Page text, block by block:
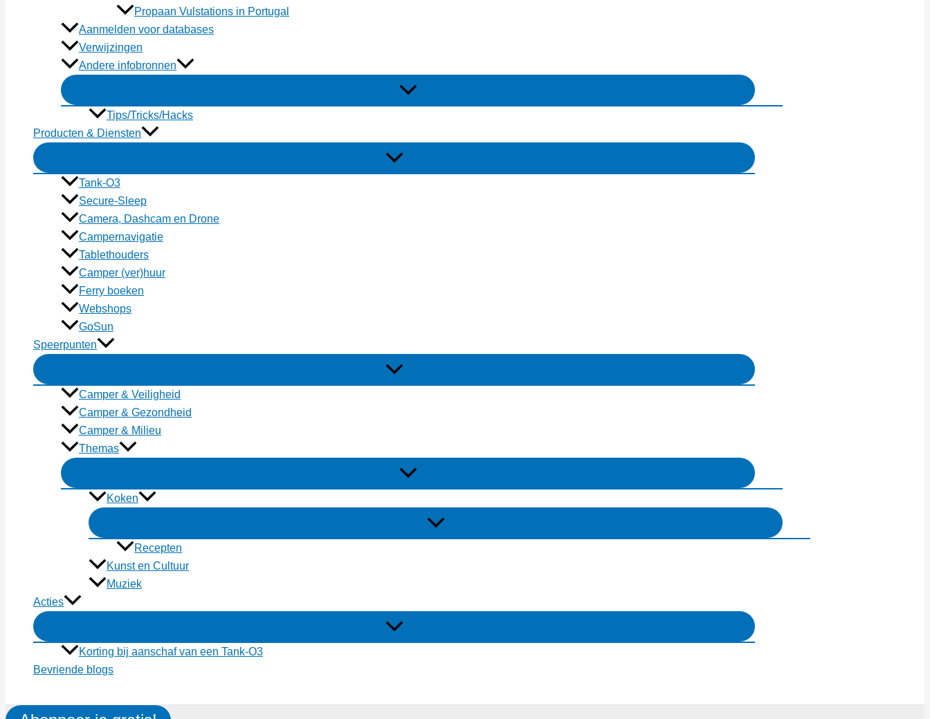
Propaan Vulstations in Portugal
Aanmelden voor databases
Verwijzingen
Andere infobronnen
Tips/Tricks/Hacks
Producten & Diensten
Tank-O3
Secure-Sleep
Camera, Dashcam en Drone
Campernavigatie
Tablethouders
Camper (ver)huur
Ferry boeken
Webshops
GoSun
Speerpunten
Camper & Veiligheid
Camper & Gezondheid
Camper & Milieu
Themas
Koken
Recepten
Kunst en Cultuur
Muziek
Acties
Korting bij aanschaf van een Tank-O3
Bevriende blogs